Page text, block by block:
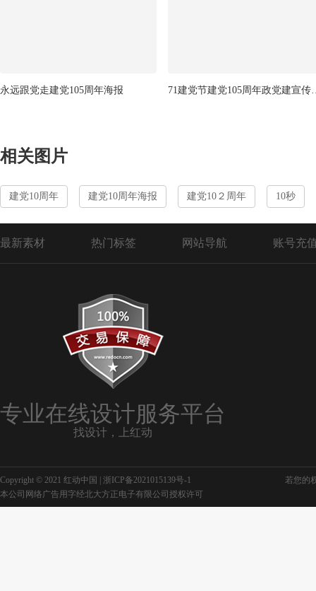
永远跟党走建党105周年海报 71建党节
相关图片
建党10周年 建党10周年海报 建党10２周年 10秒
最新素材 热门标签 网站导航 账号充
专业在线设计服务平台
找设计，上红动
Copyright © 2021 红动中国 | 浙ICP备2021015139号-1
若您的
本公司网络广告用字经北大方正电子有限公司授权许可